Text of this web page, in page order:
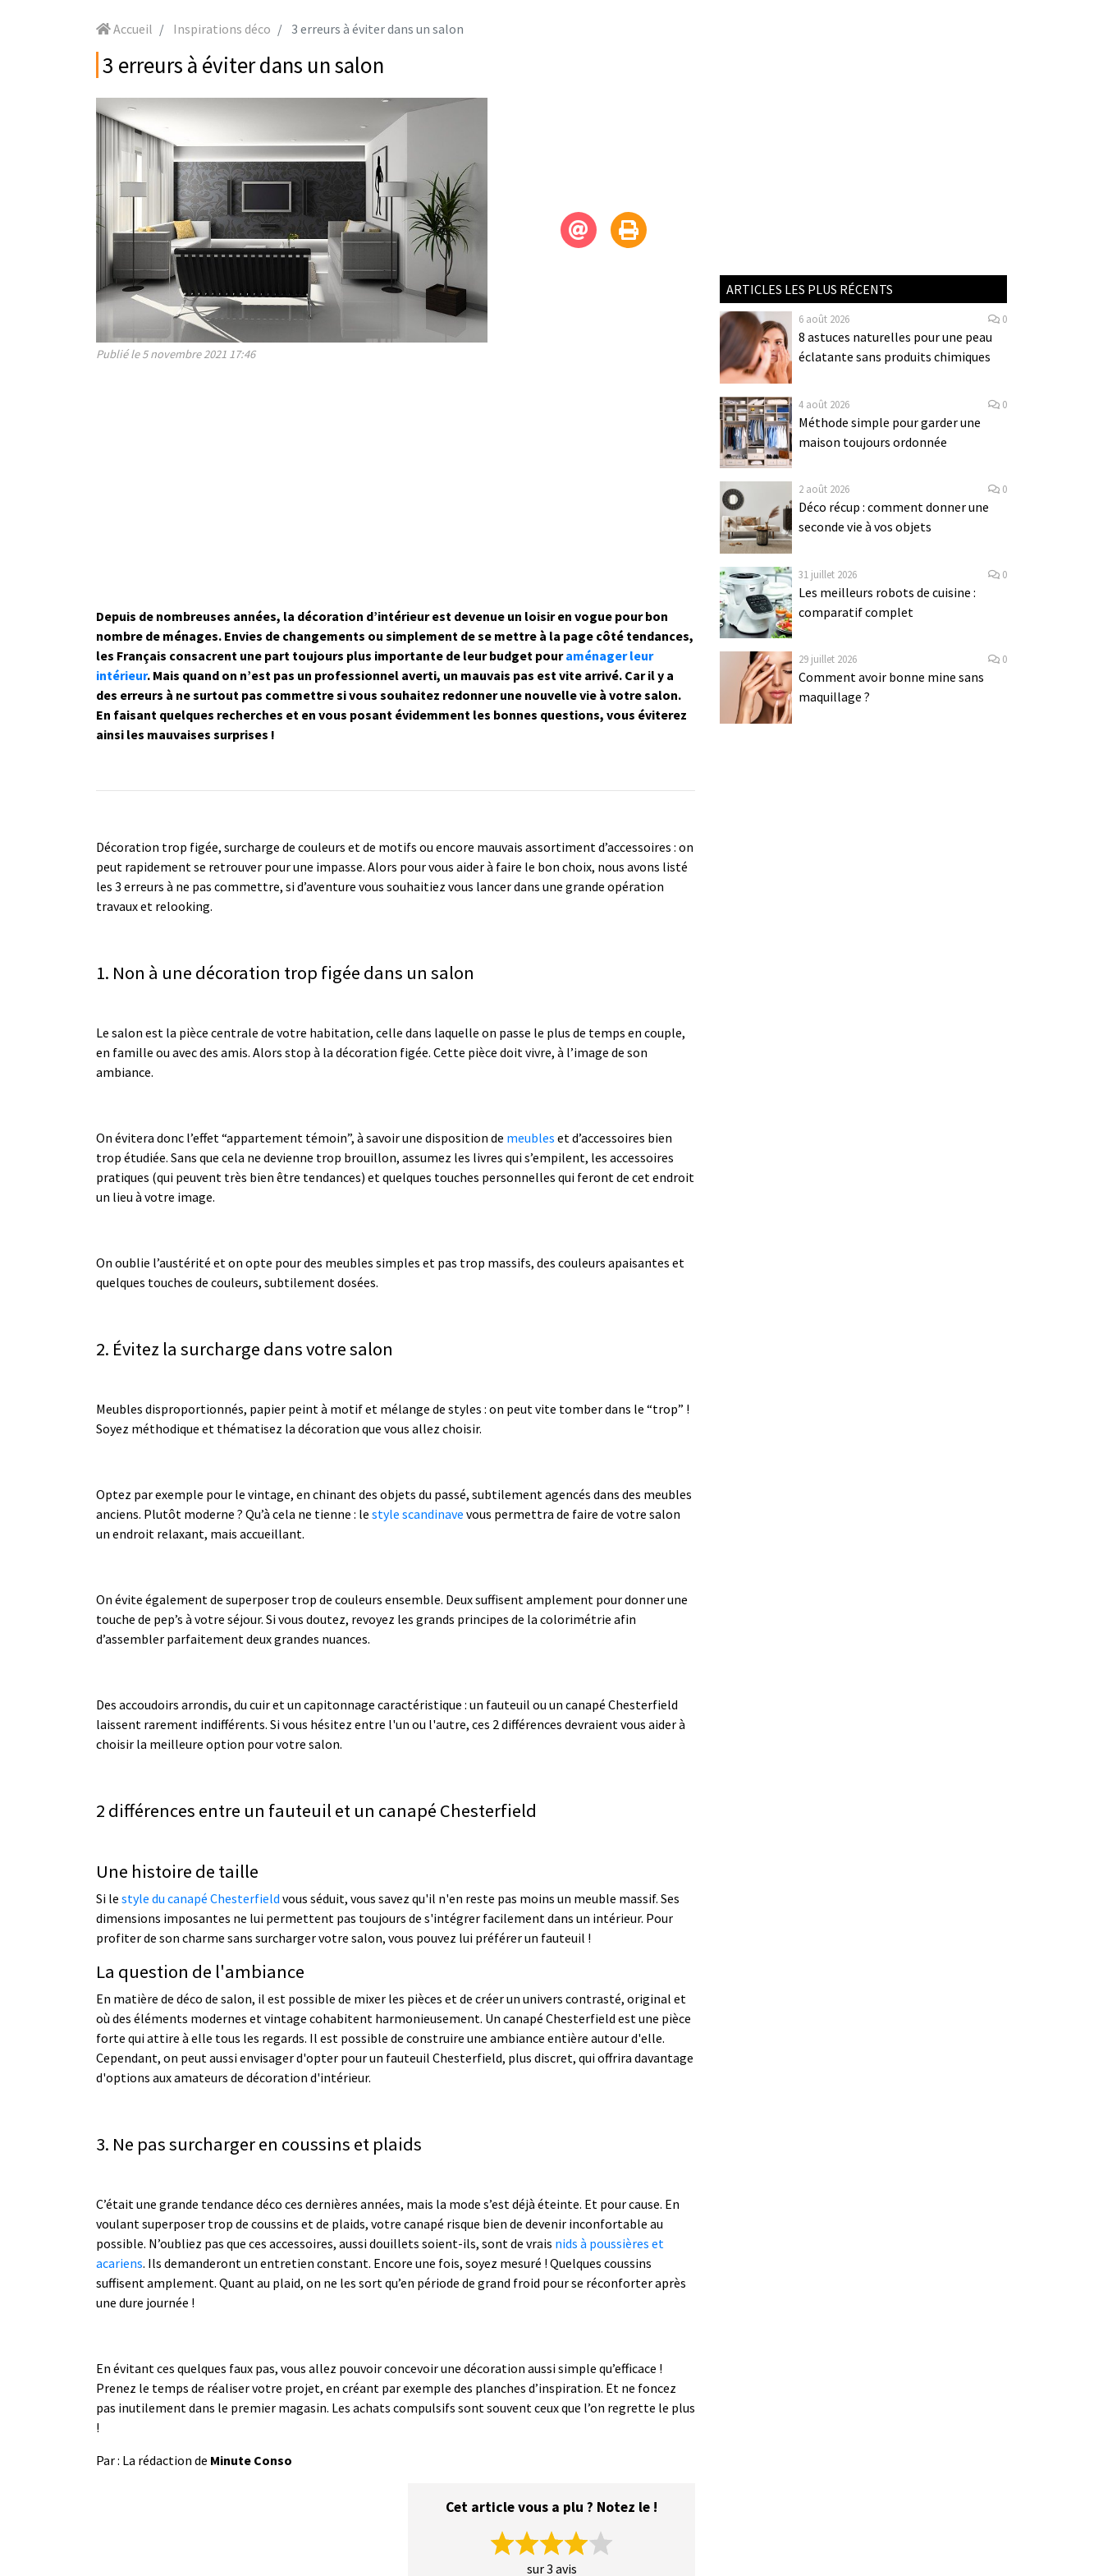
Accueil Inspirations déco 3 erreurs à éviter dans un salon
3 erreurs à éviter dans un salon
Publié le 5 novembre 2021 17:46
Depuis de nombreuses années, la décoration d’intérieur est devenue un loisir en vogue pour bon
nombre de ménages. Envies de changements ou simplement de se mettre à la page côté tendances,
les Français consacrent une part toujours plus importante de leur budget pouraménager leur
intérieur. Mais quand on n’est pas un professionnel averti, un mauvais pas est vite arrivé. Car il y a
des erreurs à ne surtout pas commettre si vous souhaitez redonner une nouvelle vie à votre salon.
En faisant quelques recherches et en vous posant évidemment les bonnes questions, vous éviterez
ainsi les mauvaises surprises !
Décoration trop figée, surcharge de couleurs et de motifs ou encore mauvais assortiment d’accessoires : on
peut rapidement se retrouver pour une impasse. Alors pour vous aider à faire le bon choix, nous avons listé
les 3 erreurs à ne pas commettre, si d’aventure vous souhaitiez vous lancer dans une grande opération
travaux et relooking.
1. Non à une décoration trop figée dans un salon
Le salon est la pièce centrale de votre habitation, celle dans laquelle on passe le plus de temps en couple,
en famille ou avec des amis. Alors stop à la décoration figée. Cette pièce doit vivre, à l’image de son
ambiance.
On évitera donc l’effet “appartement témoin”, à savoir une disposition de meubles et d’accessoires bien
trop étudiée. Sans que cela ne devienne trop brouillon, assumez les livres qui s’empilent, les accessoires
pratiques (qui peuvent très bien être tendances) et quelques touches personnelles qui feront de cet endroit
un lieu à votre image.
On oublie l’austérité et on opte pour des meubles simples et pas trop massifs, des couleurs apaisantes et
quelques touches de couleurs, subtilement dosées.
2. Évitez la surcharge dans votre salon
Meubles disproportionnés, papier peint à motif et mélange de styles : on peut vite tomber dans le “trop” !
Soyez méthodique et thématisez la décoration que vous allez choisir.
Optez par exemple pour le vintage, en chinant des objets du passé, subtilement agencés dans des meubles
anciens. Plutôt moderne ? Qu’à cela ne tienne : le style scandinave vous permettra de faire de votre salon
un endroit relaxant, mais accueillant.
On évite également de superposer trop de couleurs ensemble. Deux suffisent amplement pour donner une
touche de pep’s à votre séjour. Si vous doutez, revoyez les grands principes de la colorimétrie afin
d’assembler parfaitement deux grandes nuances.
Des accoudoirs arrondis, du cuir et un capitonnage caractéristique : un fauteuil ou un canapé Chesterfield
laissent rarement indifférents. Si vous hésitez entre l'un ou l'autre, ces 2 différences devraient vous aider à
choisir la meilleure option pour votre salon.
2 différences entre un fauteuil et un canapé Chesterfield
Une histoire de taille
Si le style du canapé Chesterfield vous séduit, vous savez qu'il n'en reste pas moins un meuble massif. Ses
dimensions imposantes ne lui permettent pas toujours de s'intégrer facilement dans un intérieur. Pour
profiter de son charme sans surcharger votre salon, vous pouvez lui préférer un fauteuil !
La question de l'ambiance
En matière de déco de salon, il est possible de mixer les pièces et de créer un univers contrasté, original et
où des éléments modernes et vintage cohabitent harmonieusement. Un canapé Chesterfield est une pièce
forte qui attire à elle tous les regards. Il est possible de construire une ambiance entière autour d'elle.
Cependant, on peut aussi envisager d'opter pour un fauteuil Chesterfield, plus discret, qui offrira davantage
d'options aux amateurs de décoration d'intérieur.
3. Ne pas surcharger en coussins et plaids
C’était une grande tendance déco ces dernières années, mais la mode s’est déjà éteinte. Et pour cause. En
voulant superposer trop de coussins et de plaids, votre canapé risque bien de devenir inconfortable au
possible. N’oubliez pas que ces accessoires, aussi douillets soient-ils, sont de vrais nids à poussières et
acariens. Ils demanderont un entretien constant. Encore une fois, soyez mesuré ! Quelques coussins
suffisent amplement. Quant au plaid, on ne les sort qu’en période de grand froid pour se réconforter après
une dure journée !
En évitant ces quelques faux pas, vous allez pouvoir concevoir une décoration aussi simple qu’efficace !
Prenez le temps de réaliser votre projet, en créant par exemple des planches d’inspiration. Et ne foncez
pas inutilement dans le premier magasin. Les achats compulsifs sont souvent ceux que l’on regrette le plus
!
Par : La rédaction de Minute Conso
Cet article vous a plu ? Notez le !
sur 3 avis
ARTICLES LES PLUS RÉCENTS
6 août 2026 0
8 astuces naturelles pour une peau
éclatante sans produits chimiques
4 août 2026 0
Méthode simple pour garder une
maison toujours ordonnée
2 août 2026 0
Déco récup : comment donner une
seconde vie à vos objets
31 juillet 2026 0
Les meilleurs robots de cuisine :
comparatif complet
29 juillet 2026 0
Comment avoir bonne mine sans
maquillage ?